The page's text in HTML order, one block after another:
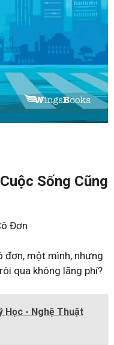
Sống Cũng
Đơn
đơn, một mình, nhưng
qua không lãng phí?
Học - Nghệ Thuật